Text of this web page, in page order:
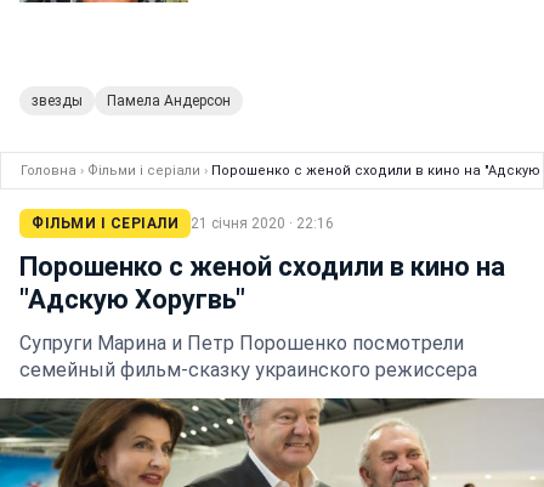
звезды Памела Андерсон
Головна › Фільми і серіали › Порошенко с женой сходили в кино на "Адскую
ФІЛЬМИ І СЕРІАЛИ 21 січня 2020 · 22:16
Порошенко с женой сходили в кино на
"Адскую Хоругвь"
Супруги Марина и Петр Порошенко посмотрели
семейный фильм-сказку украинского режиссера